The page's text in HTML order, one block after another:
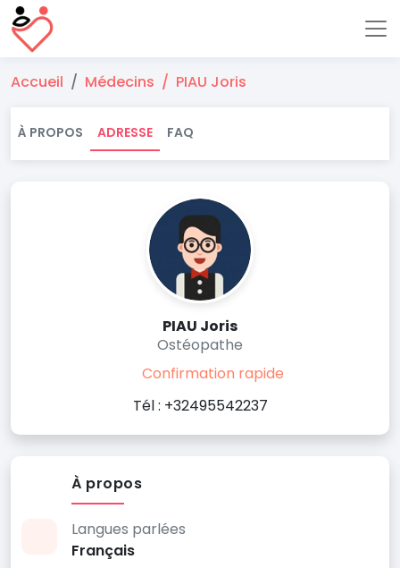
Accueil Médecins PIAU Joris
À PROPOS ADRESSE FAQ
PIAU Joris
Ostéopathe
Confirmation rapide
Tél : +32495542237
À propos
Langues parlées
Français